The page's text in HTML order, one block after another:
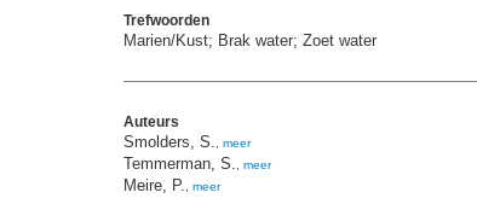
Trefwoorden
Marien/Kust; Brak water; Zoet water
Auteurs
Smolders, S., meer
Temmerman, S., meer
Meire, P., meer